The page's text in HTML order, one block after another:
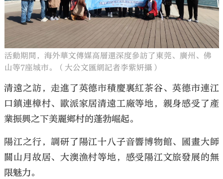
活動期間，海外華文傳媒高層還深度參訪了東莞、廣州、佛
山等7座城市。（大公文匯網記者李紫妍攝）
清遠之訪，走進了英德市積慶裏紅茶谷、英德市連江
口鎮連樟村、歐派家居清遠工廠等地，親身感受了產
業振興之下美麗鄉村的蓬勃崛起。
陽江之行，調研了陽江十八子音響博物館、國畫大師
關山月故居、大澳漁村等地，感受陽江文旅發展的無
限魅力。